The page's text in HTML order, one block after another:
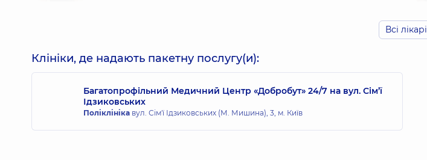
Всі лікарі
Клініки, де надають пакетну послугу(и):
Багатопрофільний Медичний Центр «Добробут» 24/7 на вул. Сім’ї
Ідзиковських
Поліклініка вул. Сім'ї Ідзиковських (М. Мишина), 3, м. Київ